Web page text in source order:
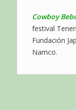
Cowboy
festival
Fundación
Namco.